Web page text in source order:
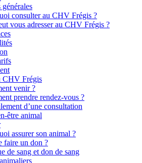
consulter au CHV Frégis ?
vous adresser au CHV Frégis ?
CHV Frégis
venir ?
prendre rendez-vous ?
d’une consultation
être animal
assurer son animal ?
faire un don ?
de sang et don de sang